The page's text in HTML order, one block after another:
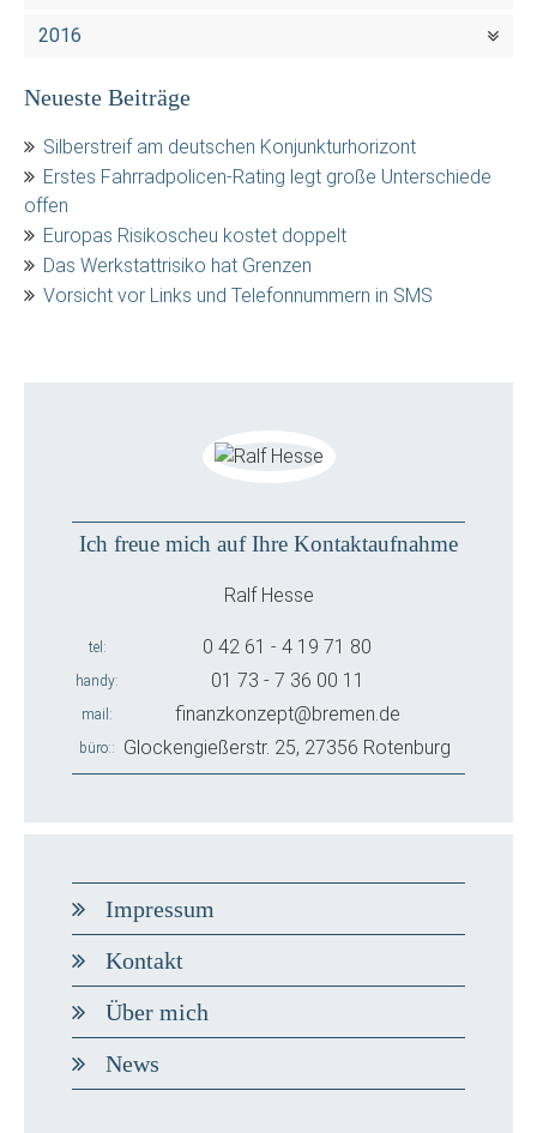
2016
Neueste Beiträge
Silberstreif am deutschen Konjunkturhorizont
Erstes Fahrradpolicen-Rating legt große Unterschiede
offen
Europas Risikoscheu kostet doppelt
Das Werkstattrisiko hat Grenzen
Vorsicht vor Links und Telefonnummern in SMS
Ich freue mich auf Ihre Kontaktaufnahme
Ralf Hesse
tel 0 42 61 - 4 19 71 80
handy 01 73 - 7 36 00 11
mail finanzkonzept@bremen.de
büro: Glockengießerstr. 25, 27356 Rotenburg
Impressum
Kontakt
Über mich
News